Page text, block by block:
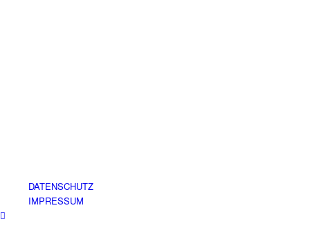
DATENSCHUTZ
IMPRESSUM